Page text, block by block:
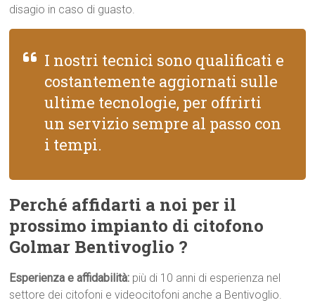
disagio in caso di guasto.
I nostri tecnici sono qualificati e
costantemente aggiornati sulle
ultime tecnologie, per offrirti
un servizio sempre al passo con
i tempi.
Perché affidarti a noi per il
prossimo impianto di citofono
Golmar Bentivoglio ?
Esperienza e affidabilità: più di 10 anni di esperienza nel
settore dei citofoni e videocitofoni anche a Bentivoglio.